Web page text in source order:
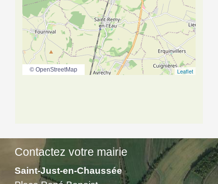
Leaflet
© OpenStreetMap
Contactez votre mairie
Saint-Just-en-Chaussée